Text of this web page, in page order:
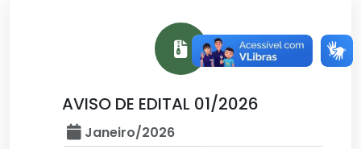
AVISO DE EDITAL 01/2026
Janeiro/2026